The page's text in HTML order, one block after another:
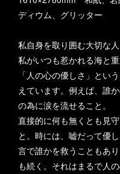
ディウム、グリッター
私自身を取り囲む大切な
私がいつも惹かれる海と
「人の心の優しさ」とい
えています。例えば、誰
の為に涙を流せること。
直接的に何も無くとも見
と。時には、嘘だって優
言で誰かを救うこともあ
も続く。それはまるで人